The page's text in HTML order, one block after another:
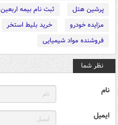
پرشین هتل
ثبت نام بیمه اربعین
مزایده خودرو
خرید بلیط استخر
فروشنده مواد شیمیایی
نظر شما
نام
ایمیل